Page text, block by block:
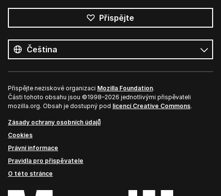
Přispějte
jazyky
Jazyk
Přispějte neziskové organizaci Mozilla Foundation.
Části tohoto obsahu jsou ©1998–2026 jednotlivými přispěvateli
mozilla.org. Obsah je dostupný pod licencí Creative Commons.
Zásady ochrany osobních údajů
Cookies
Právní informace
Pravidla pro přispěvatele
O této stránce